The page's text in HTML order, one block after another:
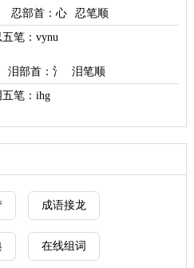
忍部首 ：心
忍笔顺
五笔：vynu
泪部首 ：氵
泪笔顺
五笔：ihg
成语接龙
在线组词